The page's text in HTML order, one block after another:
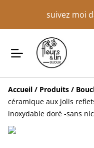
suivez moi
Accueil / Produits /
céramique aux jolis
inoxydable doré -sans